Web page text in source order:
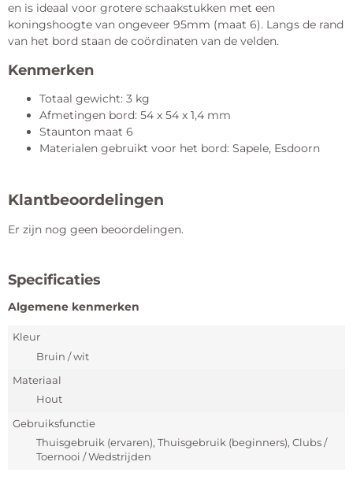
en is ideaal voor grotere schaakstukken met een
koningshoogte van ongeveer 95mm (maat 6). Langs de rand
van het bord staan de coördinaten van de velden.
Kenmerken
Totaal gewicht: 3 kg
Afmetingen bord: 54 x 54 x 1,4 mm
Staunton maat 6
Materialen gebruikt voor het bord: Sapele, Esdoorn
Klantbeoordelingen
Er zijn nog geen beoordelingen.
Specificaties
Algemene kenmerken
Kleur
Bruin / wit
Materiaal
Hout
Gebruiksfunctie
Thuisgebruik (ervaren), Thuisgebruik (beginners), Clubs /
Toernooi / Wedstrijden